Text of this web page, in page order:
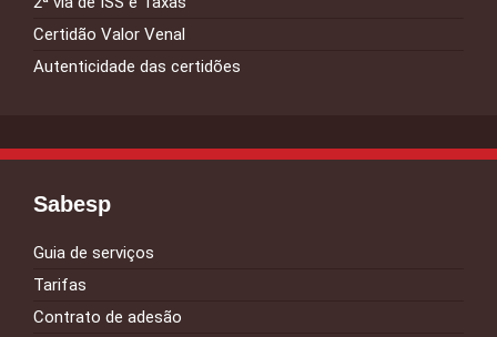
Certidão Valor Venal
Autenticidade das certidões
Sabesp
Guia de serviços
Tarifas
Contrato de adesão